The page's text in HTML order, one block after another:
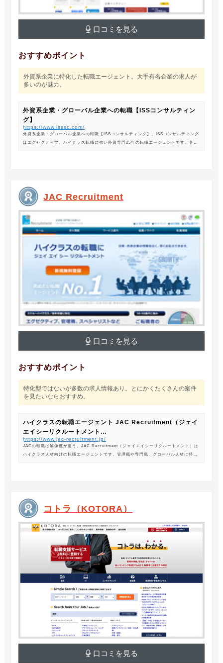
口コミを見る
おすすめポイント
外資系企業に特化した転職エージェント。大手有名企業の求人が
多いのが魅力。
外資系企業・グローバル企業への転職【ISSコンサルティン
グ】
https://www.isssc.com/
外資系企業・グローバル企業への転職【ISSコンサルティング】。ISSコンサルティング
はエグゼクティブ、ハイクラス転職に強い外資専門25年の転職エージェントです。各業
JAC Recruitment
口コミを見る
おすすめポイント
特化型ではないが多数の求人情報あり。とにかくたくさんの案件
を見たいならおすすめ。
ハイクラスの転職エージェント JAC Recruitment（ジェイ
エイシーリクルートメント...
https://www.jac-recruitment.jp/
JACの転職は解像度が違う。JAC Recruitment（ジェイエイシーリクルートメント）は
ハイクラス人材向けの転職エージェントです。管理職や専門職、グローバル人材に特化
コトラ（KOTORA）
口コミを見る